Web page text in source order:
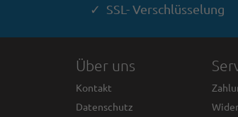
✓ SSL- Verschlüsselung
Über uns
Kontakt
Datenschutz